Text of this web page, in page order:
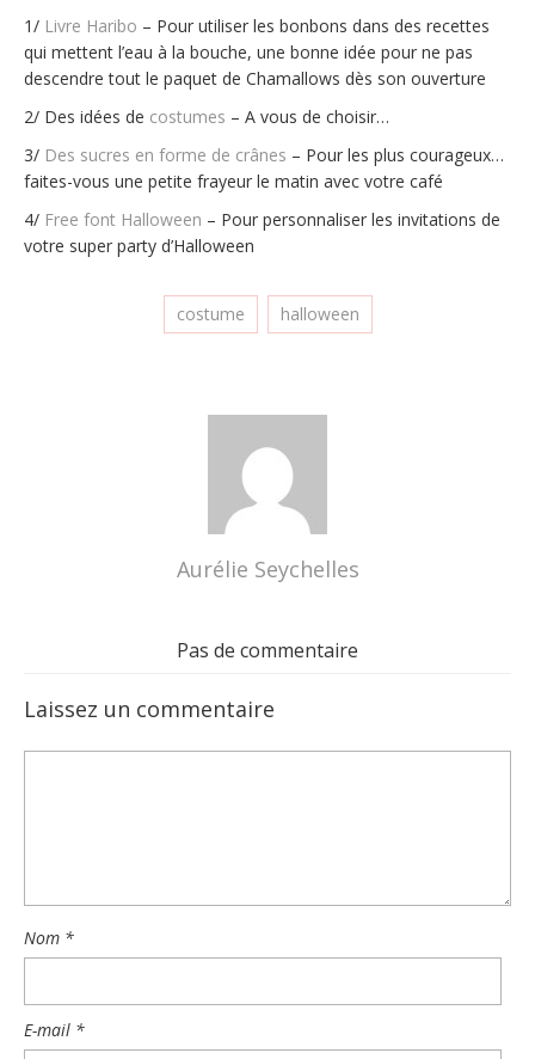
1/ Livre Haribo – Pour utiliser les bonbons dans des recettes
qui mettent l’eau à la bouche, une bonne idée pour ne pas
descendre tout le paquet de Chamallows dès son ouverture
2/ Des idées de costumes – A vous de choisir…
3/ Des sucres en forme de crânes – Pour les plus courageux…
faites-vous une petite frayeur le matin avec votre café
4/ Free font Halloween – Pour personnaliser les invitations de
votre super party d’Halloween
costume halloween
Aurélie Seychelles
Pas de commentaire
Laissez un commentaire
Nom *
E-mail *